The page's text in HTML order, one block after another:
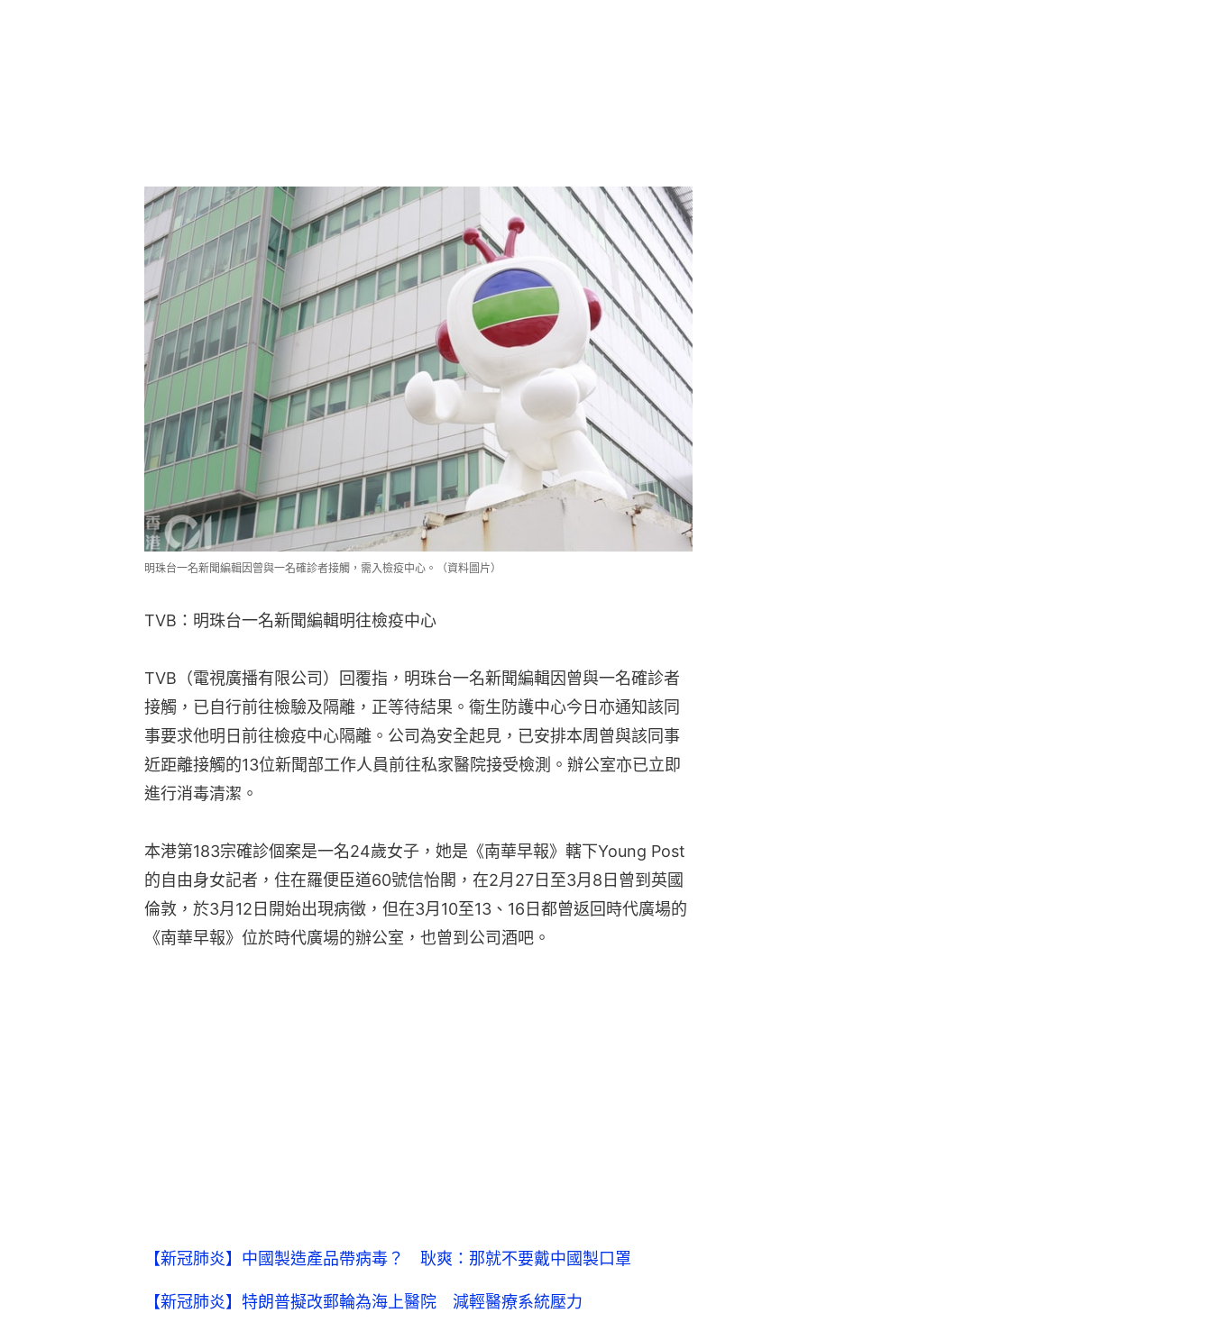
明珠台一名新聞編輯因曾與一名確診者接觸，需入檢疫中心。（資料圖片）
TVB：明珠台一名新聞編輯明往檢疫中心
TVB（電視廣播有限公司）回覆指，明珠台一名新聞編輯因曾與一名確診者
接觸，已自行前往檢驗及隔離，正等待結果。衞生防護中心今日亦通知該同
事要求他明日前往檢疫中心隔離。公司為安全起見，已安排本周曾與該同事
近距離接觸的13位新聞部工作人員前往私家醫院接受檢測。辦公室亦已立即
進行消毒清潔。
本港第183宗確診個案是一名24歲女子，她是《南華早報》轄下Young Post
的自由身女記者，住在羅便臣道60號信怡閣，在2月27日至3月8日曾到英國
倫敦，於3月12日開始出現病徵，但在3月10至13、16日都曾返回時代廣場的
《南華早報》位於時代廣場的辦公室，也曾到公司酒吧。
【新冠肺炎】中國製造產品帶病毒？ 耿爽：那就不要戴中國製口罩
【新冠肺炎】特朗普擬改郵輪為海上醫院 減輕醫療系統壓力